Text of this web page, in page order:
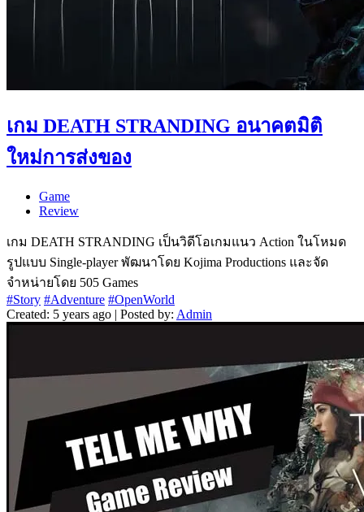
เกม DEATH STRANDING อนาคตมิติ
ใหม่การส่งของ
Game
Review
เกม DEATH STRANDING เป็นวิดีโอเกมแนว Action ในโหมด
รูปแบบ Single-player พัฒนาโดย Kojima Productions และจัด
จำหน่ายโดย 505 Games
#Story #Adventure #OpenWorld
Created: 5 years ago | Posted by: Admin